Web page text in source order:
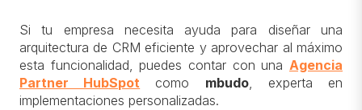
Si tu empresa necesita ayuda para diseñar una
arquitectura de CRM eficiente y aprovechar al máximo
esta funcionalidad, puedes contar con una Agencia
Partner HubSpot como mbudo, experta en
implementaciones personalizadas.